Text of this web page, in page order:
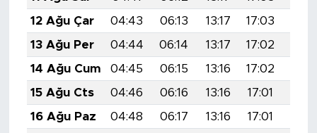
12 Ağu Çar
04:43 06:13 13:17 17:03
13 Ağu Per
04:44 06:14 13:17 17:02
14 Ağu Cum
04:45 06:15 13:16 17:02
15 Ağu Cts
04:46 06:16 13:16 17:01
16 Ağu Paz
04:48 06:17 13:16 17:01